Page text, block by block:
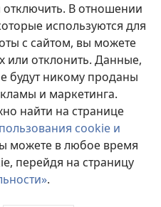
отключить. В отношении
используются для
с сайтом, вы можете
или отклонить. Данные,
будут никому проданы
и маркетинга.
найти на странице
cookie и
можете в любое время
перейдя на страницу
.
Tract Society of Pennsylvania.
|ПОЛИТИКА
|НАСТРОЙКИ